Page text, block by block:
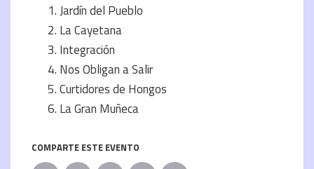
Jardín del Pueblo
La Cayetana
Integración
Nos Obligan a Salir
Curtidores de Hongos
La Gran Muñeca
COMPARTE ESTE EVENTO